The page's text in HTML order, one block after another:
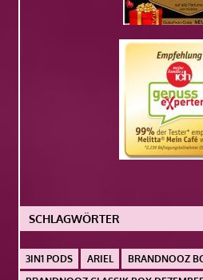
SCHLAGWÖRTER
3IN1 PODS ARIEL
BRANDNOOZ